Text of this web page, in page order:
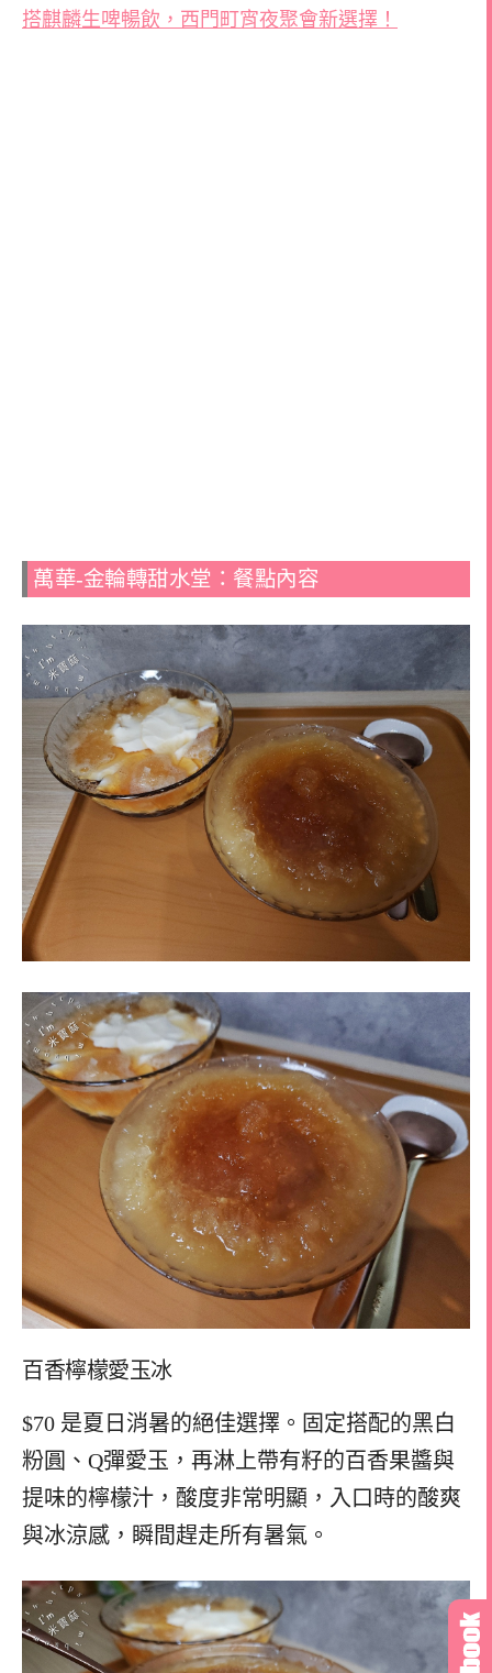
搭麒麟生啤暢飲，西門町宵夜聚會新選擇！
萬華-金輪轉甜水堂：餐點內容
百香檸檬愛玉冰
$70 是夏日消暑的絕佳選擇。固定搭配的黑白
粉圓、Q彈愛玉，再淋上帶有籽的百香果醬與
提味的檸檬汁，酸度非常明顯，入口時的酸爽
與冰涼感，瞬間趕走所有暑氣。